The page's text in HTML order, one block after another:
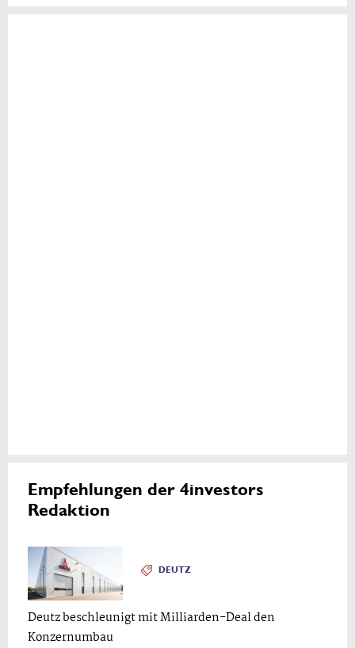
Empfehlungen der 4investors
Redaktion
DEUTZ
Deutz beschleunigt mit Milliarden-Deal den
Konzernumbau